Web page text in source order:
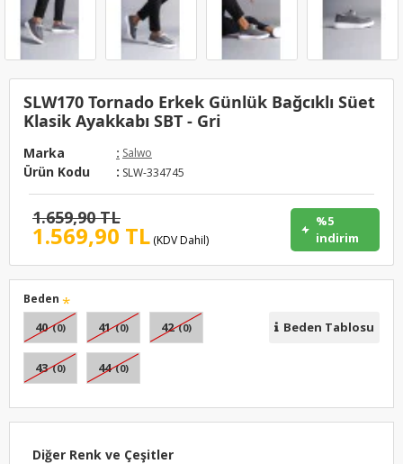
SLW170 Tornado Erkek Günlük Bağcıklı Süet
Klasik Ayakkabı SBT - Gri
Marka : Salwo
Ürün Kodu : SLW-334745
1.569,90 TL (KDV Dahil)
1.659,90 TL
%5
indirim
Beden
40 (0) 41 (0) 42 (0)
43 (0) 44 (0)
Beden Tablosu
Diğer Renk ve Çeşitler